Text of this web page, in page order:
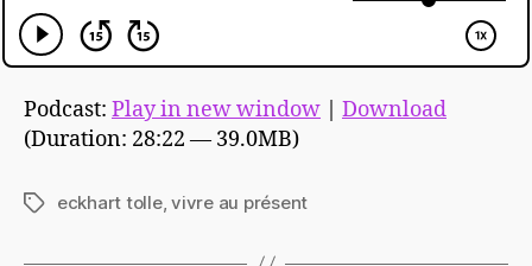
Podcast: Play in new window
Download
(Duration: 28:22 — 39.0MB)
Étiquettes
eckhart tolle,vivre au présent